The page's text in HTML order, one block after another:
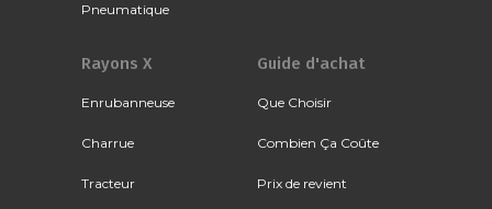
Pneumatique
Rayons X
Enrubanneuse
Charrue
Tracteur
Guide d'achat
Que Choisir
Combien Ça Coûte
Prix de revient